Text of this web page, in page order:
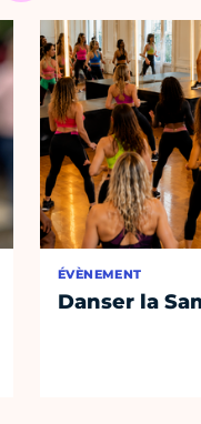
ÉVÈNEMENT
Danser la